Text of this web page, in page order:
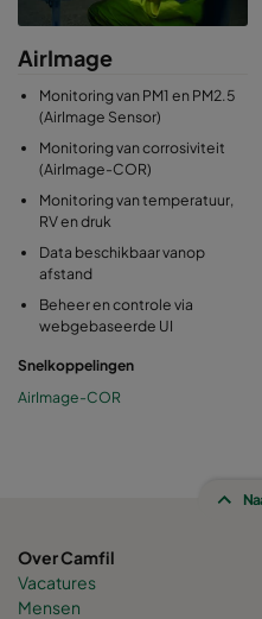
AirImage
Monitoring van PM1 en PM2.5
(AirImage Sensor)
Monitoring van corrosiviteit
(AirImage-COR)
Monitoring van temperatuur,
RV en druk
Data beschikbaar vanop
afstand
Beheer en controle via
webgebaseerde UI
Snelkoppelingen
AirImage-COR
Over Camfil
Vacatures
Mensen